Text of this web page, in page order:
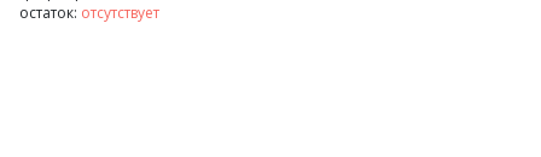
остаток: отсутствует